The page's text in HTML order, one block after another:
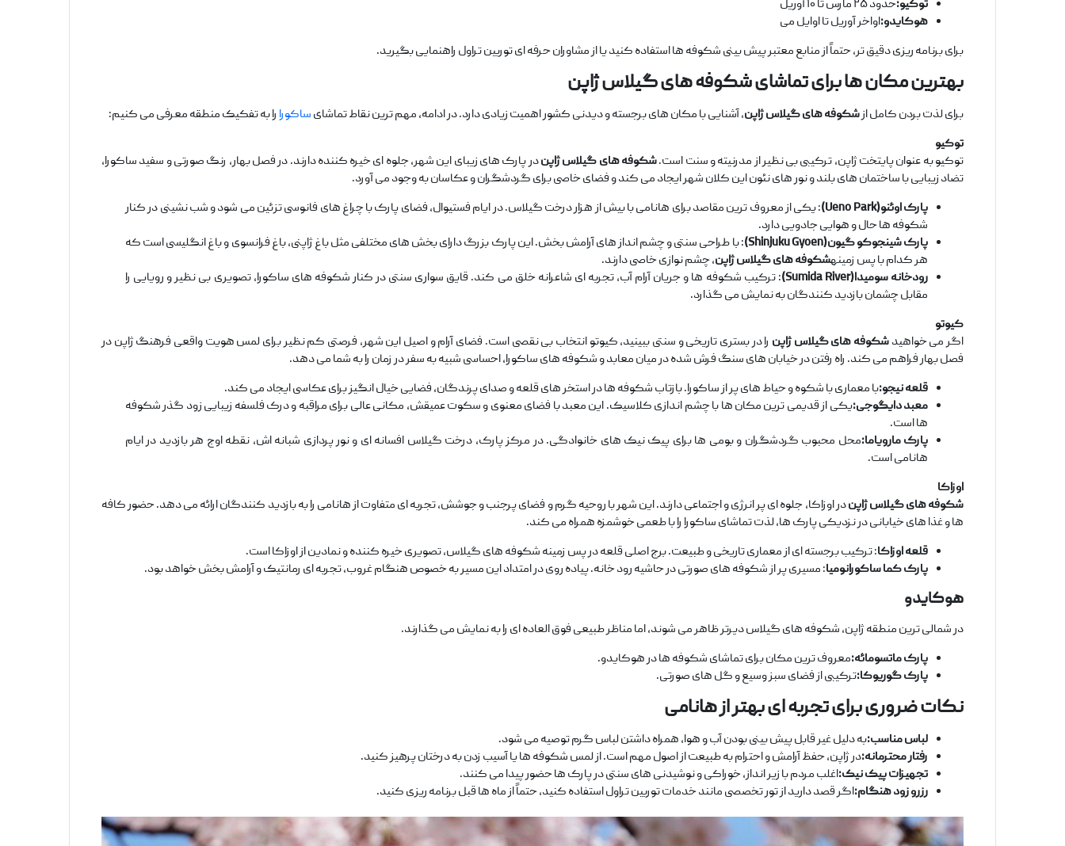
توکیو:حدود ۲۵ مارس تا ۱۰ آوریل
هوکایدو:اواخر آوریل تا اوایل می
برای برنامه ‌ریزی دقیق ‌تر، حتماً از منابع معتبر پیش ‌بینی شکوفه ‌ها استفاده کنید یا از مشاوران حرفه ‌ای توربین تراول راهنمایی بگیرید.
بهترین مکان‌ ها برای تماشای شکوفه‌ های گیلاس ژاپن
برای لذت بردن کامل ازشکوفه‌ های گیلاس ژاپن، آشنایی با مکان‌ های برجسته و دیدنی کشور اهمیت زیادی دارد. در ادامه، مهم‌ ترین نقاط تماشایساکورارا به تفکیک منطقه معرفی می‌ کنیم:
توکیو
توکیو به عنوان پایتخت ژاپن، ترکیبی بی ‌نظیر از مدرنیته و سنت است.شکوفه‌ های گیلاس ژاپندر پارک‌ های زیبای این شهر، جلوه ‌ای خیره‌ کننده دارند. در فصل بهار، رنگ صورتی و سفید ساکورا،
تضاد زیبایی با ساختمان ‌های بلند و نور های نئون این کلان ‌شهر ایجاد می‌ کند و فضای خاصی برای گردشگران و عکاسان به وجود می ‌آورد.
پارک اوئنو(Ueno Park)
: یکی از معروف ‌ترین مقاصد برای هانامی با بیش از هزار درخت گیلاس. در ایام فستیوال، فضای پارک با چراغ‌ های فانوسی تزئین می ‌شود و شب ‌نشینی در کنار
شکوفه ‌ها حال و هوایی جادویی دارد.
پارک شینجوکو گیون(Shinjuku Gyoen)
: با طراحی سنتی و چشم ‌انداز های آرامش ‌بخش. این پارک بزرگ دارای بخش‌ های مختلفی مثل باغ ژاپنی، باغ فرانسوی و باغ انگلیسی است که
هر کدام با پس‌ زمینهشکوفه‌ های گیلاس ژاپن، چشم ‌نوازی خاصی دارند.
رودخانه سومیدا(Sumida River)
: ترکیب شکوفه ‌ها و جریان آرام آب، تجربه ‌ای شاعرانه خلق می‌ کند. قایق ‌سواری سنتی در کنار شکوفه ‌های ساکورا، تصویری بی ‌نظیر و رویایی را
مقابل چشمان بازدید کنندگان به نمایش می ‌گذارد.
کیوتو
اگر می ‌خواهیدشکوفه‌ های گیلاس ژاپن را در بستری تاریخی و سنتی ببینید، کیوتو انتخاب بی ‌نقصی است. فضای آرام و اصیل این شهر، فرصتی کم ‌نظیر برای لمس هویت واقعی فرهنگ ژاپن در
فصل بهار فراهم می‌ کند. راه رفتن در خیابان‌ های سنگ ‌فرش ‌شده در میان معابد و شکوفه‌ های ساکورا، احساسی شبیه به سفر در زمان را به شما می ‌دهد.
قلعه نیجو:با معماری با شکوه و حیاط‌ های پر از ساکورا. بازتاب شکوفه ‌ها در استخر های قلعه و صدای پرندگان، فضایی خیال ‌انگیز برای عکاسی ایجاد می‌ کند.
معبد دایگوجی:یکی از قدیمی‌ ترین مکان ‌ها با چشم ‌اندازی کلاسیک. این معبد با فضای معنوی و سکوت عمیقش، مکانی عالی برای مراقبه و درک فلسفه زیبایی زود گذر شکوفه‌
ها است.
پارک مارویاما:محل محبوب گردشگران و بومی ‌ها برای پیک ‌نیک‌ های خانوادگی. در مرکز پارک، درخت گیلاس افسانه ‌ای و نور پردازی شبانه ‌اش، نقطه اوج هر بازدید در ایام
هانامی است.
اوزاکا
شکوفه‌ های گیلاس ژاپندر اوزاکا، جلوه ‌ای پر انرژی و اجتماعی دارند. این شهر با روحیه گرم و فضای پرجنب‌ و جوشش، تجربه ‌ای متفاوت از هانامی را به بازدید کنندگان ارائه می ‌دهد. حضور کافه‌
ها و غذا های خیابانی در نزدیکی پارک‌ ها، لذت تماشای ساکورا را با طعمی خوشمزه همراه می‌ کند.
قلعه اوزاکا: ترکیب برجسته ‌ای از معماری تاریخی و طبیعت. برج اصلی قلعه در پس ‌زمینه شکوفه ‌های گیلاس، تصویری خیره ‌کننده و نمادین از اوزاکا است.
پارک کما ساکورانومیا: مسیری پر از شکوفه ‌های صورتی در حاشیه رود خانه. پیاده‌ روی در امتداد این مسیر به‌ خصوص هنگام غروب، تجربه ‌ای رمانتیک و آرامش ‌بخش خواهد بود.
هوکایدو
در شمالی ترین منطقه ژاپن، شکوفه ‌های گیلاس دیرتر ظاهر می‌ شوند، اما مناظر طبیعی فوق ‌العاده ‌ای را به نمایش می‌ گذارند.
پارک ماتسومائه:معروف ‌ترین مکان برای تماشای شکوفه ‌ها در هوکایدو.
پارک گوریوکا:ترکیبی از فضای سبز وسیع و گل ‌های صورتی.
نکات ضروری برای تجربه ‌ای بهتر از هانامی
لباس مناسب:به دلیل غیر قابل پیش‌ بینی بودن آب ‌و هوا، همراه داشتن لباس گرم توصیه می ‌شود.
رفتار محترمانه:در ژاپن، حفظ آرامش و احترام به طبیعت از اصول مهم است. از لمس شکوفه‌ ها یا آسیب زدن به درختان پرهیز کنید.
تجهیزات پیک ‌نیک:اغلب مردم با زیر انداز، خوراکی و نوشیدنی‌ های سنتی در پارک ‌ها حضور پیدا می‌ کنند.
رزرو زود هنگام:اگر قصد دارید از تور تخصصی مانند خدمات توربین تراول استفاده کنید، حتماً از ماه‌ ها قبل برنامه ‌ریزی کنید.